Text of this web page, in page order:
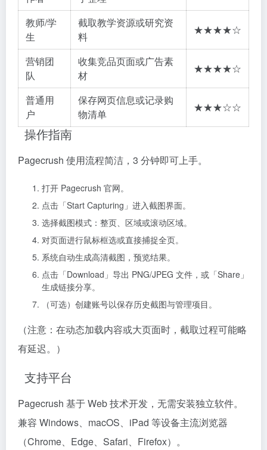
教师/学
生
截取教学资源或研究资
料
★★★★☆
营销团
队
收集竞品页面或广告素
材
★★★★☆
普通用
户
保存网页信息或记录购
物清单
★★★☆☆
操作指南
Pagecrush 使用流程简洁，3 分钟即可上手。
打开 Pagecrush 官网。
点击「Start Capturing」进入截图界面。
选择截图模式：整页、区域或滚动区域。
对页面进行鼠标框选或直接捕捉全页。
系统自动生成高清截图，预览结果。
点击「Download」导出 PNG/JPEG 文件，或「Share」
生成链接分享。
（可选）创建账号以保存历史截图与管理项目。
（注意：在动态加载内容或大页面时，截取过程可能略
有延迟。）
支持平台
Pagecrush 基于 Web 技术开发，无需安装独立软件。
兼容 Windows、macOS、iPad 等设备主流浏览器
（Chrome、Edge、Safari、Firefox）。